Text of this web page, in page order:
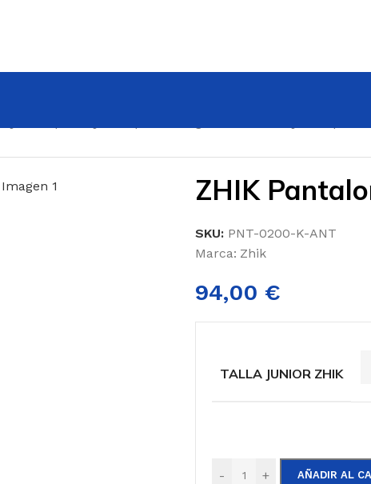
ZHIK
SKU: PNT-0200-K-ANT
Marca: Zhik
94,00 €
TALLA JUNIOR ZHIK
- + AÑADIR AL